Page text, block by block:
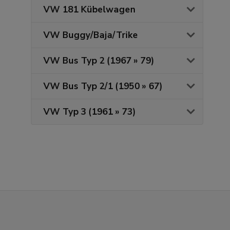
VW 181 Kübelwagen
VW Buggy/Baja/Trike
VW Bus Typ 2 (1967 » 79)
VW Bus Typ 2/1 (1950 » 67)
VW Typ 3 (1961 » 73)